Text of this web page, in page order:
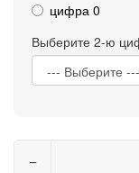
цифра 0
Выберите 2-ю
−